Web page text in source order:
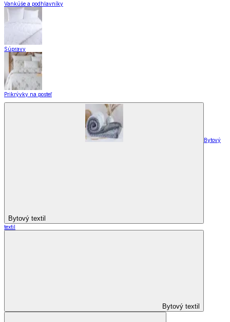
Vankúše a podhlavníky
Súpravy
Prikrývky na posteľ
Bytový textil
Bytový
textil
Bytový textil